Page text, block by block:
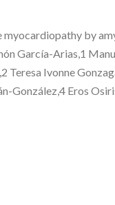
myocardiopathy by
García-Arias,1
Teresa Ivonne
González,4 Eros